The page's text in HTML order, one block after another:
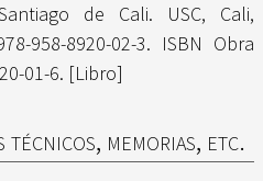
de Cali. USC, Cali,
958-8920-02-3. ISBN Obra
01-6. [Libro]
memorias, etc.